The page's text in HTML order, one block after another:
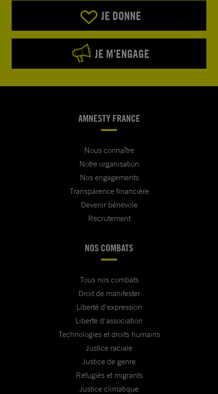
JE DONNE
JE M’ENGAGE
AMNESTY FRANCE
Nous connaître
Notre organisation
Nos engagements
Transparence financière
Devenir bénévole
Recrutement
NOS COMBATS
Tous nos combats
Droit de manifester
Liberté d'expression
Liberté d'association
Technologies et droits humains
Justice raciale
Justice de genre
Réfugiés et migrants
Justice climatique